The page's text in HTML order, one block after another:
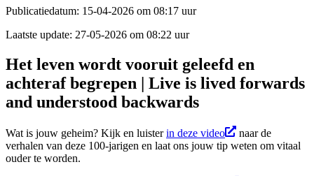
Publicatiedatum: 15-04-2026 om 08:17 uur
Laatste update: 27-05-2026 om 08:22 uur
Het leven wordt vooruit geleefd en
achteraf begrepen | Live is lived forwards
and understood backwards
Wat is jouw geheim? Kijk en luisterin deze video
naar de
verhalen van deze 100-jarigen en laat ons jouw tip weten om vitaal
ouder te worden.